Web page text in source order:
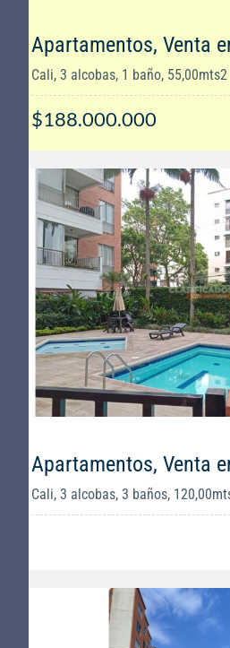
Apartamentos, Venta
Cali, 3 alcobas, 1 baño, 55,00mts2
$188.000.000
Apartamentos, Venta
Cali, 3 alcobas, 3 baños,